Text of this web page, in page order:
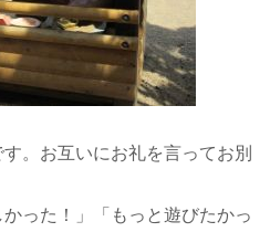
。お互いにお礼を言ってお別
った！」「もっと遊びたかっ